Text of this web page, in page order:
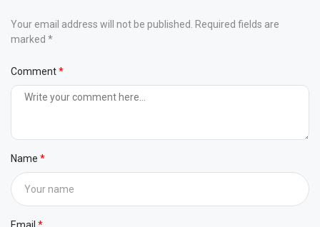
Your email address will not be published. Required fields are
marked *
Comment
Name